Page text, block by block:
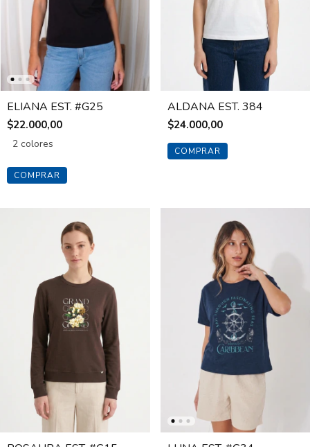
ELIANA EST. #G25
$22.000,00
2 colores
COMPRAR
ALDANA EST. 384
$24.000,00
COMPRAR